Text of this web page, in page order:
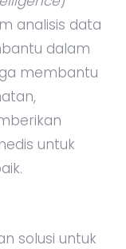
analisis data
dalam
membantu
untuk
solusi untuk